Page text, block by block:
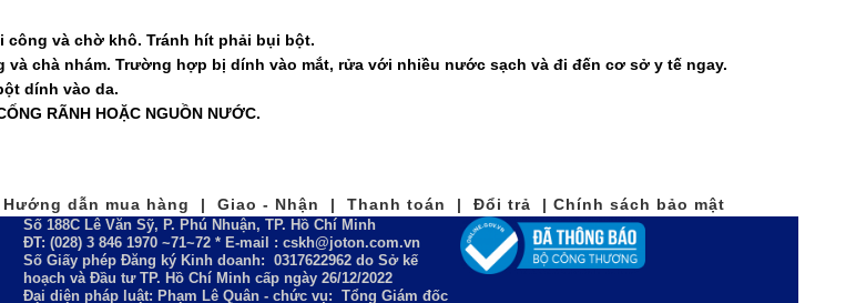
và chờ khô. Tránh hít phải bụi bột.
và chà nhám. Trường hợp bị dính vào mắt, rửa với nhiều nước sạch và đi đến cơ sở y tế ngay.
dính vào da.
RÃNH HOẶC NGUỒN NƯỚC.
Hướng dẫn mua hàng | Giao - Nhận | Thanh toán | Đổi trả | Chính sách bảo mật
Số 188C Lê Văn Sỹ, P. Phú Nhuận, TP. Hồ Chí Minh
ĐT: (028) 3 846 1970 ~71~72 * E-mail : cskh@joton.com.vn
Số Giấy phép Đăng ký Kinh doanh: 0317622962 do Sở kế
hoạch và Đầu tư TP. Hồ Chí Minh cấp ngày 26/12/2022
Đại diện pháp luật: Phạm Lê Quân - chức vụ: Tổng Giám đốc